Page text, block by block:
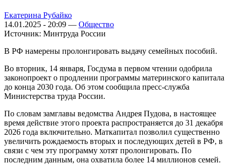
Екатерина Рубайко
14.01.2025 - 20:09 — Общество
Источник: Минтруда России
В РФ намерены пролонгировать выдачу семейных пособий.
Во вторник, 14 января, Госдума в первом чтении одобрила
законопроект о продлении программы материнского капитала
до конца 2030 года. Об этом сообщила пресс-служба
Министерства труда России.
По словам замглавы ведомства Андрея Пудова, в настоящее
время действие этого проекта распространяется до 31 декабря
2026 года включительно. Маткапитал позволил существенно
увеличить рождаемость вторых и последующих детей в РФ, в
связи с чем эту программу хотят пролонгировать. По
последним данным, она охватила более 14 миллионов семей.